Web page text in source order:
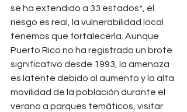
se ha extendido a 33 estados*, el
riesgo es real, la vulnerabilidad local
tenemos que fortalecerla. Aunque
Puerto Rico no ha registrado un brote
significativo desde 1993, la amenaza
es latente debido al aumento y la alta
movilidad de la población durante el
verano a parques temáticos, visitar